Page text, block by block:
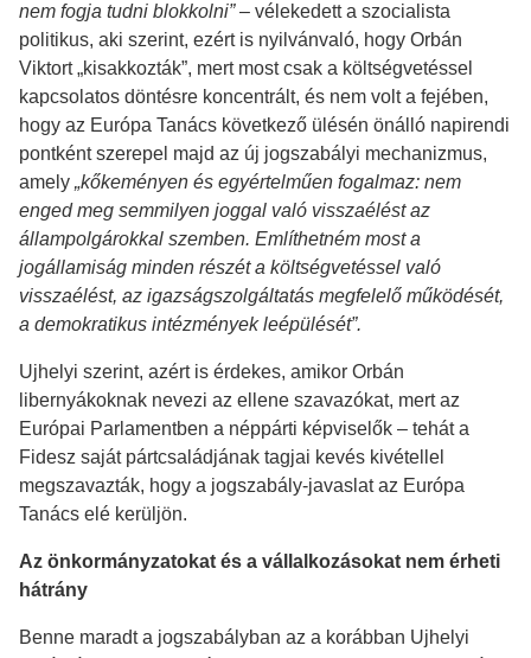
nem fogja tudni blokkolni”– vélekedett a szocialista
politikus, aki szerint, ezért is nyilvánvaló, hogy Orbán
Viktort „kisakkozták”, mert most csak a költségvetéssel
kapcsolatos döntésre koncentrált, és nem volt a fejében,
hogy az Európa Tanács következő ülésén önálló napirendi
pontként szerepel majd az új jogszabályi mechanizmus,
amely „kőkeményen és egyértelműen fogalmaz: nem
enged meg semmilyen joggal való visszaélést az
állampolgárokkal szemben. Említhetném most a
jogállamiság minden részét a költségvetéssel való
visszaélést, az igazságszolgáltatás megfelelő működését,
a demokratikus intézmények leépülését”.
Ujhelyi szerint, azért is érdekes, amikor Orbán
libernyákoknak nevezi az ellene szavazókat, mert az
Európai Parlamentben a néppárti képviselők – tehát a
Fidesz saját pártcsaládjának tagjai kevés kivétellel
megszavazták, hogy a jogszabály-javaslat az Európa
Tanács elé kerüljön.
Az önkormányzatokat és a vállalkozásokat nem érheti
hátrány
Benne maradt a jogszabályban az a korábban Ujhelyi